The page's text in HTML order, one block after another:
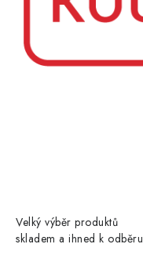
Velký výběr produktů
skladem a ihned k odběru